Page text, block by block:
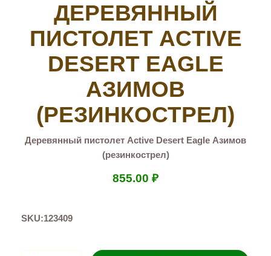
ДЕРЕВЯННЫЙ
ПИСТОЛЕТ ACTIVE
DESERT EAGLE
АЗИМОВ
(РЕЗИНКОСТРЕЛ)
Деревянный пистолет Active Desert Eagle Азимов
(резинкострел)
855.00 ₽
SKU:123409